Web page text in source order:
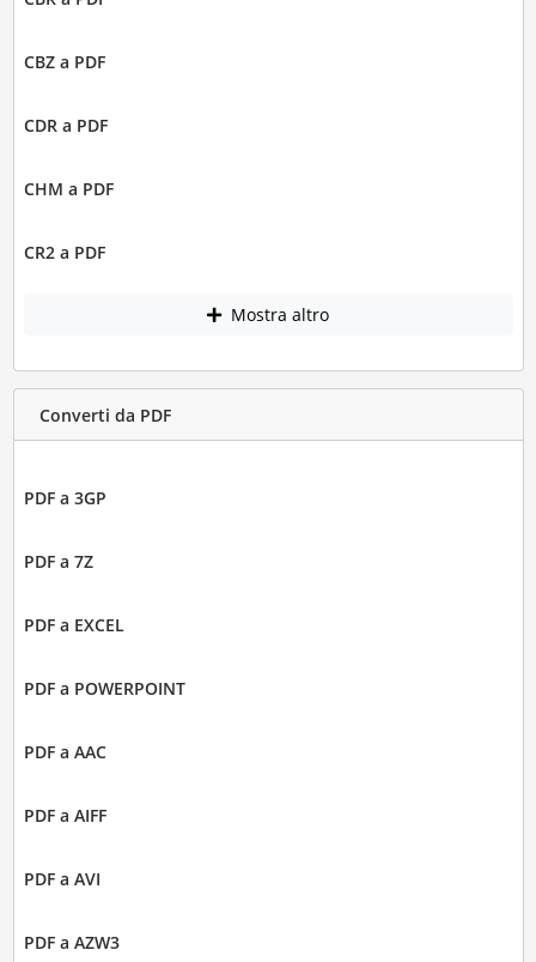
CBZ a PDF
CDR a PDF
CHM a PDF
CR2 a PDF
Mostra altro
Converti da PDF
PDF a 3GP
PDF a 7Z
PDF a EXCEL
PDF a POWERPOINT
PDF a AAC
PDF a AIFF
PDF a AVI
PDF a AZW3